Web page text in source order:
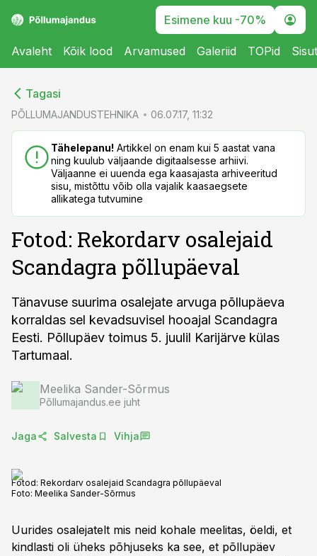
Esimene kuu -70%
Avaleht Kõik lood Arvamused Galeriid TOPid
Tagasi
PÕLLUMAJANDUSTEHNIKA 06.07.17, 11:32
Tähelepanu! Artikkel on enam kui 5 aastat vana
ning kuulub väljaande digitaalsesse arhiivi.
Väljaanne ei uuenda ega kaasajasta arhiveeritud
sisu, mistõttu võib olla vajalik kaasaegsete
allikatega tutvumine
Fotod: Rekordarv osalejaid
Scandagra põllupäeval
Tänavuse suurima osalejate arvuga põllupäeva
korraldas sel kevadsuvisel hooajal Scandagra
Eesti. Põllupäev toimus 5. juulil Karijärve külas
Tartumaal.
Meelika Sander-Sõrmus
Põllumajandus.ee juht
Jaga Salvesta Vihja
Fotod: Rekordarv osalejaid Scandagra põllupäeval
Foto: Meelika Sander-Sõrmus
Uurides osalejatelt mis neid kohale meelitas, öeldi, et
kindlasti oli üheks põhjuseks ka see, et põllupäev